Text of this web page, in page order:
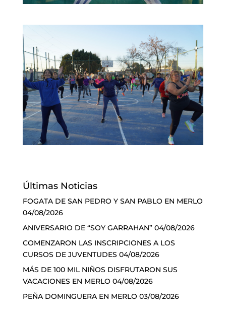
Últimas Noticias
FOGATA DE SAN PEDRO Y SAN PABLO EN MERLO
04/08/2026
ANIVERSARIO DE “SOY GARRAHAN” 04/08/2026
COMENZARON LAS INSCRIPCIONES A LOS
CURSOS DE JUVENTUDES 04/08/2026
MÁS DE 100 MIL NIÑOS DISFRUTARON SUS
VACACIONES EN MERLO 04/08/2026
PEÑA DOMINGUERA EN MERLO 03/08/2026